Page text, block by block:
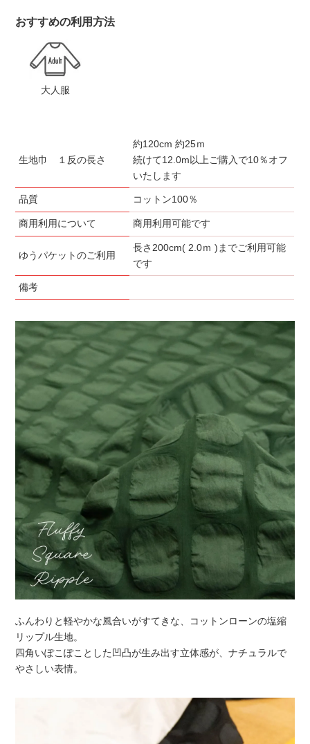
おすすめの利用方法
大人服
生地巾 １反の長さ
約120cm 約25ｍ
続けて12.0m以上ご購入で10％オフ
いたします
品質 コットン100％
商用利用について 商用利用可能です
ゆうパケットのご利用
長さ200cm( 2.0ｍ )までご利用可能
です
備考
ふんわりと軽やかな風合いがすてきな、コットンローンの塩縮
リップル生地。
四角いぽこぽことした凹凸が生み出す立体感が、ナチュラルで
やさしい表情。